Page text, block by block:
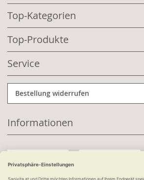
Top-Kategorien
Top-Produkte
Service
Bestellung widerrufen
Informationen